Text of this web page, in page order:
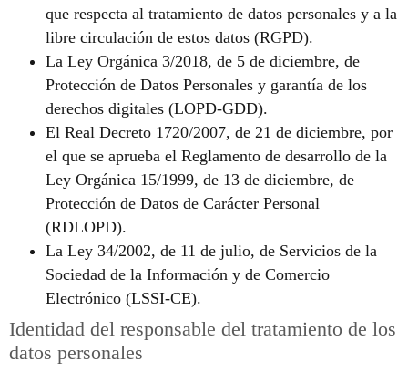
que respecta al tratamiento de datos personales y a la
libre circulación de estos datos (RGPD).
La Ley Orgánica 3/2018, de 5 de diciembre, de
Protección de Datos Personales y garantía de los
derechos digitales (LOPD-GDD).
El Real Decreto 1720/2007, de 21 de diciembre, por
el que se aprueba el Reglamento de desarrollo de la
Ley Orgánica 15/1999, de 13 de diciembre, de
Protección de Datos de Carácter Personal
(RDLOPD).
La Ley 34/2002, de 11 de julio, de Servicios de la
Sociedad de la Información y de Comercio
Electrónico (LSSI-CE).
Identidad del responsable del tratamiento de los
datos personales